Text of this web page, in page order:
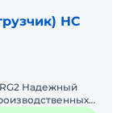
HC
Надежный